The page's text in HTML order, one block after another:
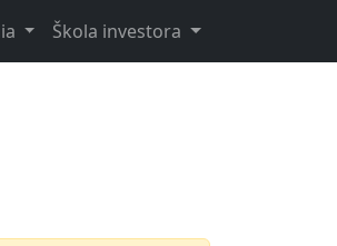
Škola investora